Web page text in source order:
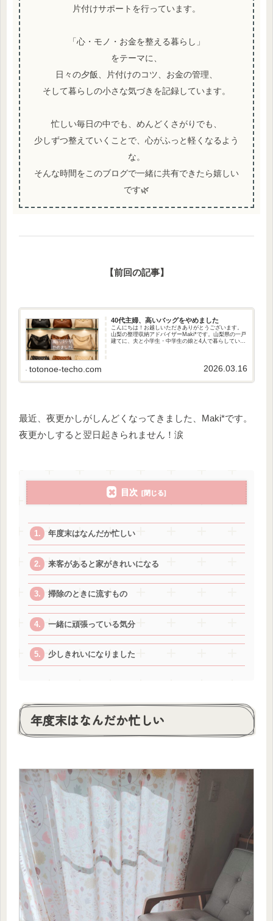
片付けサポートを行っています。
「心・モノ・お金を整える暮らし」
をテーマに、
日々の夕飯、片付けのコツ、お金の管理、
そして暮らしの小さな気づきを記録しています。
忙しい毎日の中でも、めんどくさがりでも、
少しずつ整えていくことで、心がふっと軽くなるよう
な。
そんな時間をこのブログで一緒に共有できたら嬉しい
です🌿
【前回の記事】
40代主婦、高いバッグをやめました
こんにちは！お越しいただきありがとうございます。
山梨の整理収納アドバイザーMaki*です。山梨県の一戸
建てに、夫と小学生・中学生の娘と4人で暮らしていま
totonoe-techo.com 2026.03.16
最近、夜更かしがしんどくなってきました、Maki*です。
夜更かしすると翌日起きられません！涙
目次
年度末はなんだか忙しい
来客があると家がきれいになる
掃除のときに流すもの
一緒に頑張っている気分
少しきれいになりました
年度末はなんだか忙しい